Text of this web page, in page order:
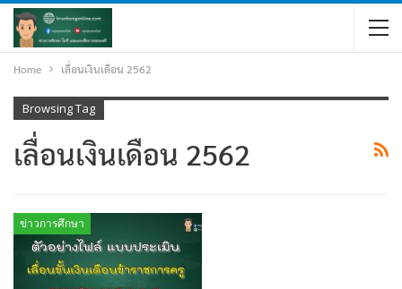
Home เลื่อนเงินเดือน 2562
Browsing Tag
เลื่อนเงินเดือน 2562
ข่าวการศึกษา